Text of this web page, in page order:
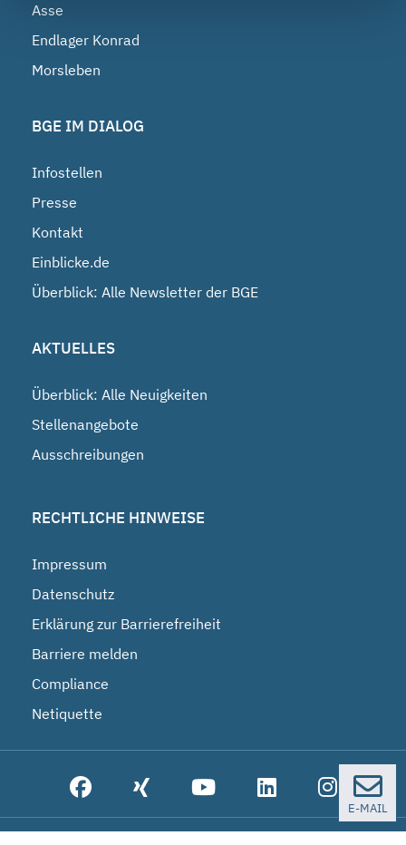
Asse
Endlager Konrad
Morsleben
BGE IM DIALOG
Infostellen
Presse
Kontakt
Einblicke.de
Überblick: Alle Newsletter der BGE
AKTUELLES
Überblick: Alle Neuigkeiten
Stellenangebote
Ausschreibungen
RECHTLICHE HINWEISE
Impressum
Datenschutz
Erklärung zur Barrierefreiheit
Barriere melden
Compliance
Netiquette
E-MAIL